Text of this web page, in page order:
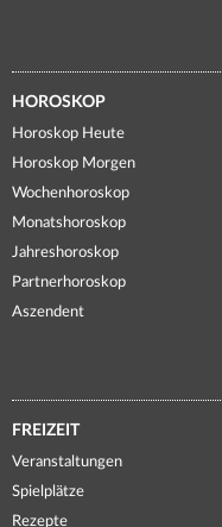
HOROSKOP
Horoskop Heute
Horoskop Morgen
Wochenhoroskop
Monatshoroskop
Jahreshoroskop
Partnerhoroskop
Aszendent
FREIZEIT
Veranstaltungen
Spielplätze
Rezepte